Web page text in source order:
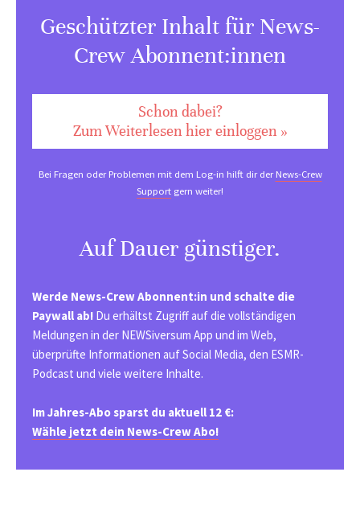
Geschützter Inhalt für News-
Crew Abonnent:innen
Schon dabei?
Zum Weiterlesen hier einloggen »
Bei Fragen oder Problemen mit dem Log-in hilft dir derNews-Crew
Support gern weiter!
Auf Dauer günstiger.
Werde News-Crew Abonnent:in und schalte die
Paywall ab! Du erhältst Zugriff auf die vollständigen
Meldungen in der NEWSiversum App und im Web,
überprüfte Informationen auf Social Media, den ESMR-
Podcast und viele weitere Inhalte.
Im Jahres-Abo sparst du aktuell 12 €:
Wähle jetzt dein News-Crew Abo!